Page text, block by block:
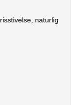
naturlig